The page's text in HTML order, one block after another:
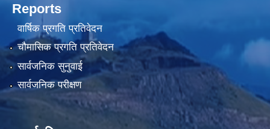
Reports
वार्षिक प्रगति प्रतिवेदन
चौमासिक प्रगति प्रतिवेदन
सार्वजनिक सुनुवाई
सार्वजनिक परीक्षण